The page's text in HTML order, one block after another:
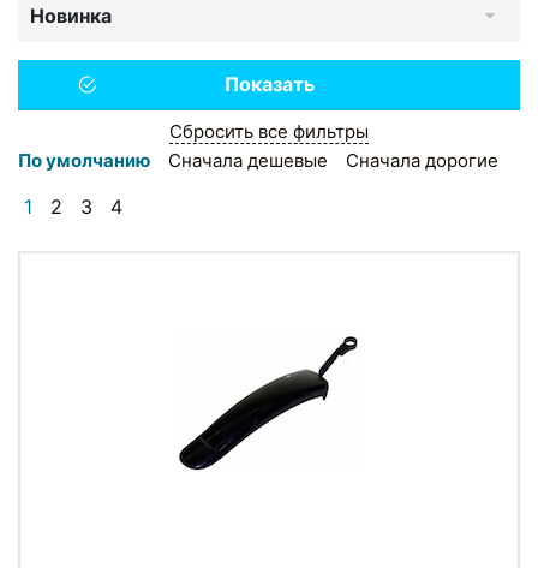
Новинка
Сбросить все фильтры
По умолчанию
Сначала дешевые Сначала дорогие
1 2 3 4